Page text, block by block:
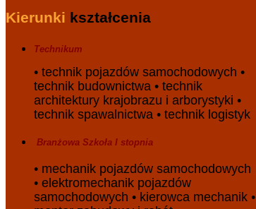
Kierunki kształcenia
Technikum
• technik pojazdów samochodowych •
technik budownictwa • technik
architektury krajobrazu i arborystyki •
technik spawalnictwa • technik logistyk
Branżowa Szkoła I stopnia
• mechanik pojazdów samochodowych
• elektromechanik pojazdów
samochodowych • kierowca mechanik •